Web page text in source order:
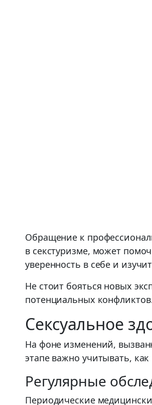
Обращение к
в секстуризме, может
уверенность в себе и
Не стоит бояться новых
потенциальных
Сексуальное
На фоне изменений,
этапе важно учитывать,
Регулярные
Периодические